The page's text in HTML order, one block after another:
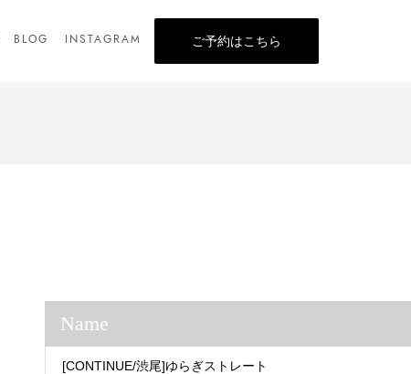
BLOG INSTAGRAM ご予約はこちら
Name
[CONTINUE/渋尾]ゆらぎストレート